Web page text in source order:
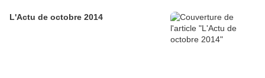
L'Actu de octobre 2014